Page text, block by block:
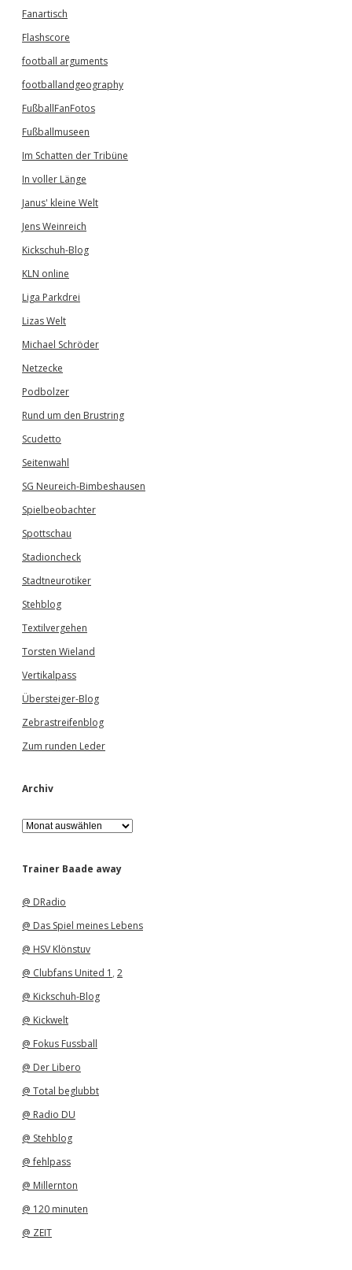
Fanartisch
Flashscore
football arguments
footballandgeography
FußballFanFotos
Fußballmuseen
Im Schatten der Tribüne
In voller Länge
Janus' kleine Welt
Jens Weinreich
Kickschuh-Blog
KLN online
Liga Parkdrei
Lizas Welt
Michael Schröder
Netzecke
Podbolzer
Rund um den Brustring
Scudetto
Seitenwahl
SG Neureich-Bimbeshausen
Spielbeobachter
Spottschau
Stadioncheck
Stadtneurotiker
Stehblog
Textilvergehen
Torsten Wieland
Vertikalpass
Übersteiger-Blog
Zebrastreifenblog
Zum runden Leder
Archiv
A
r
h
Trainer Baade away
@ DRadio
@ Das Spiel meines Lebens
@ HSV Klönstuv
@ Clubfans United 1 , 2
@ Kickschuh-Blog
@ Kickwelt
@ Fokus Fussball
@ Der Libero
@ Total beglubbt
@ Radio DU
@ Stehblog
@ fehlpass
@ Millernton
@ 120 minuten
@ ZEIT